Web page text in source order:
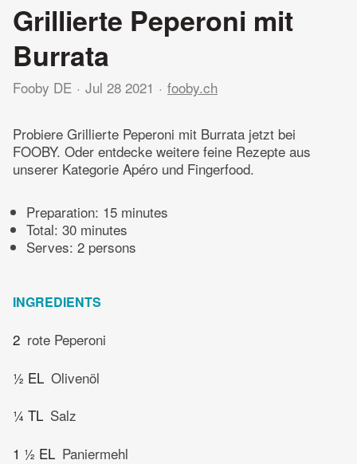
Grillierte Peperoni mit
Burrata
Fooby DE Jul 28 2021 fooby.ch
Probiere Grillierte Peperoni mit Burrata jetzt bei
FOOBY. Oder entdecke weitere feine Rezepte aus
unserer Kategorie Apéro und Fingerfood.
Preparation: 15 minutes
Total: 30 minutes
Serves: 2 persons
INGREDIENTS
2 rote Peperoni
½ EL Olivenöl
¼ TL Salz
1 ½ EL Paniermehl